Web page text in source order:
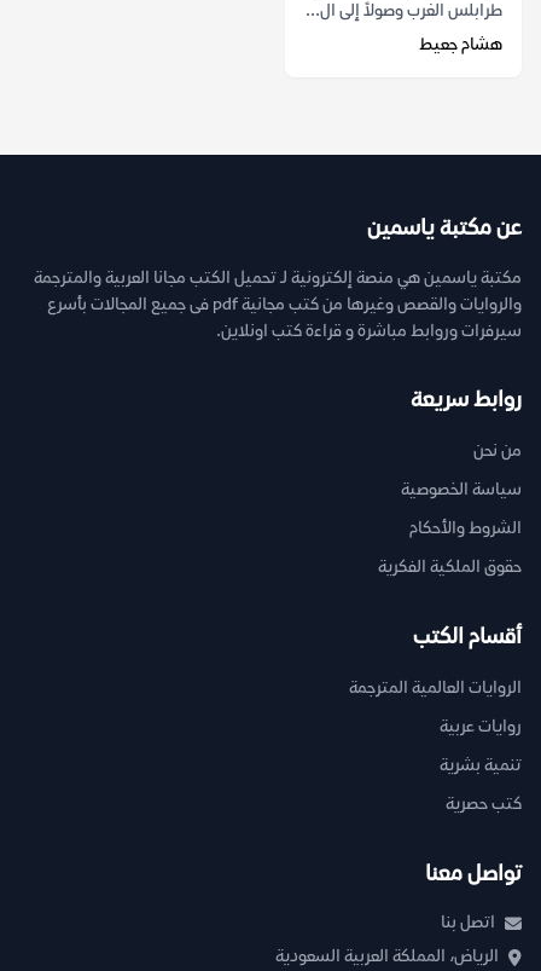
طرابلس الغرب وصولاً إلى ال...
هشام جعيط
عن مكتبة ياسمين
مكتبة ياسمين هي منصة إلكترونية لـ تحميل الكتب مجانا العربية والمترجمة
والروايات والقصص وغيرها من كتب مجانية pdf فى جميع المجالات بأسرع
سيرفرات وروابط مباشرة و قراءة كتب اونلاين.
روابط سريعة
من نحن
سياسة الخصوصية
الشروط والأحكام
حقوق الملكية الفكرية
أقسام الكتب
الروايات العالمية المترجمة
روايات عربية
تنمية بشرية
كتب حصرية
تواصل معنا
اتصل بنا
الرياض، المملكة العربية السعودية